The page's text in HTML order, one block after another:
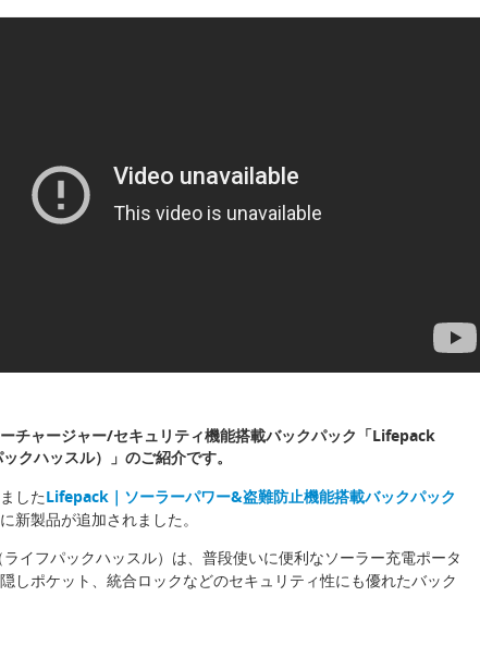
チャージャー/セキュリティ機能搭載バックパック「Lifepack
クハッスル）」のご紹介です。
したLifepack｜ソーラーパワー&盗難防止機能搭載バックパック
に新製品が追加されました。
イフパックハッスル）は、普段使いに便利なソーラー充電ポータ
しポケット、統合ロックなどのセキュリティ性にも優れたバック